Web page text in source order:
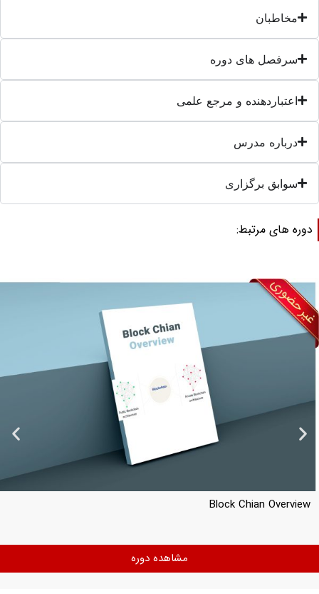
مخاطبان
سرفصل های دوره
اعتباردهنده و مرجع علمی
درباره مدرس
سوابق برگزاری
های مرتبط:
Block Chian Architecture